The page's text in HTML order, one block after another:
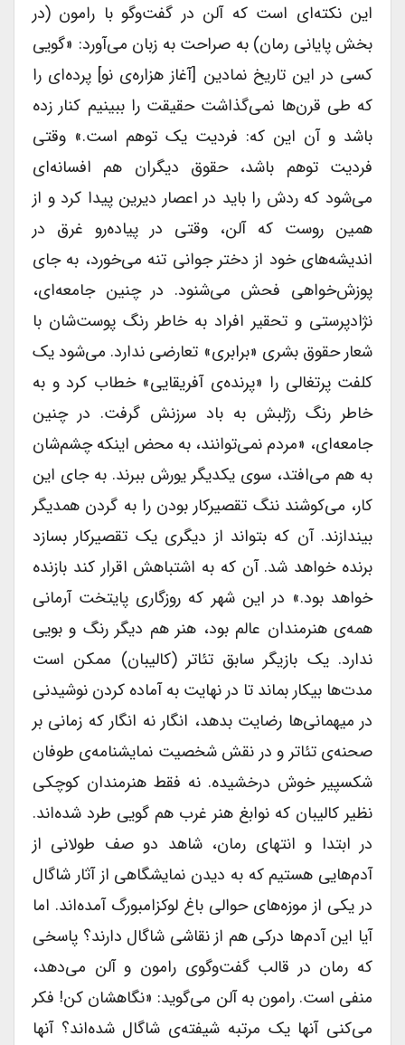
این نکته‌ای است که آلن در گفت‌و‌گو با رامون (در
بخش پایانی رمان) به صراحت به زبان می‌آورد: «گویی
کسی در این تاریخ نمادین [آغاز هزاره‌ی نو] پرده‌ای را
که طی قرن‌ها نمی‌گذاشت حقیقت را ببینیم کنار زده
باشد و آن این که: فردیت یک توهم است.» وقتی
فردیت توهم باشد، حقوق دیگران هم افسانه‌ای
می‌شود که ردش را باید در اعصار دیرین پیدا کرد و از
همین روست که آلن، وقتی در پیاده‌رو غرق در
اندیشه‌های خود از دختر جوانی تنه می‌خورد، به جای
پوزش‌خواهی فحش می‌شنود. در چنین جامعه‌ای،
نژادپرستی و تحقیر افراد به خاطر رنگ پوست‌شان با
شعار حقوق بشری «برابری» تعارضی ندارد. می‌شود یک
کلفت پرتغالی را «پرنده‌ی آفریقایی» خطاب کرد و به
خاطر رنگ رژلبش به باد سرزنش گرفت. در چنین
جامعه‌ای، «مردم نمی‌توانند، به محض اینکه چشم‌شان
به هم می‌افتد، سوی یکدیگر یورش ببرند. به جای این
کار، می‌کوشند ننگ تقصیرکار بودن را به گردن همدیگر
بیندازند. آن که بتواند از دیگری یک تقصیرکار بسازد
برنده خواهد شد. آن که به اشتباهش اقرار کند بازنده
خواهد بود.» در این شهر که روزگاری پایتخت آرمانی
همه‌ی هنرمندان عالم بود، هنر هم دیگر رنگ و بویی
ندارد. یک بازیگر سابق تئاتر (کالیبان) ممکن است
مدت‌ها بیکار بماند تا در نهایت به آماده کردن نوشیدنی
در میهمانی‌ها رضایت بدهد، انگار نه انگار که زمانی بر
صحنه‌ی تئاتر و در نقش شخصیت نمایشنامه‌ی طوفان
شکسپیر خوش درخشیده. نه فقط هنرمندان کوچکی
نظیر کالیبان که نوابغ هنر غرب هم گویی طرد شده‌اند.
در ابتدا و انتهای رمان، شاهد دو صف طولانی از
آدم‌هایی هستیم که به دیدن نمایشگاهی از آثار شاگال
در یکی از موزه‌های حوالی باغ لوکزامبورگ آمده‌اند. اما
آیا این آدم‌ها درکی هم از نقاشی شاگال دارند؟ پاسخی
که رمان در قالب گفت‌و‌گوی رامون و آلن می‌دهد،
منفی است. رامون به آلن می‌گوید: «نگاهشان کن! فکر
می‌کنی آنها یک مرتبه شیفته‌ی شاگال شده‌اند؟ آنها